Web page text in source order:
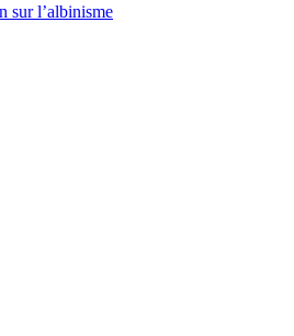
sur l’albinisme